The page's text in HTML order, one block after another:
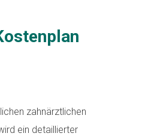
plan
zahnärztlichen
ein detaillierter